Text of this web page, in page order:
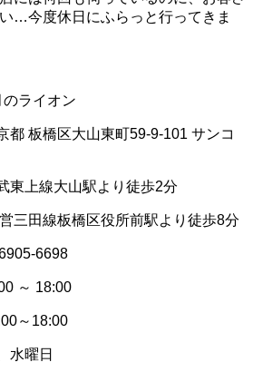
…今度休日にふらっと行ってきま
オン
大山東町59-9-101 サンコ
山駅より徒歩2分
区役所前駅より徒歩8分
6698
～ 18:00
～18:00
日